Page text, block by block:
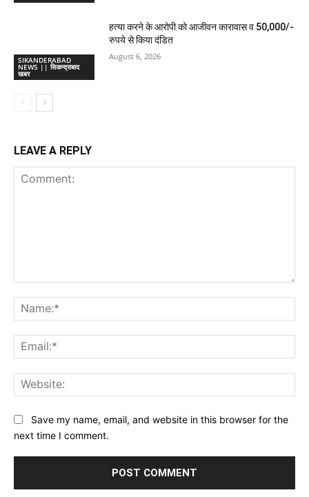
SIKANDERABAD
NEWS || सिकन्द्राबाद
खबर
हत्या करने के आरोपी को आजीवन कारावास व 50,000/-
रुपये से किया दंडित
August 6, 2026
LEAVE A REPLY
Save my name, email, and website in this browser for the
next time I comment.